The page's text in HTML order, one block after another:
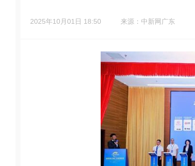
2025年10月01日 18:50 来源：中新网广东